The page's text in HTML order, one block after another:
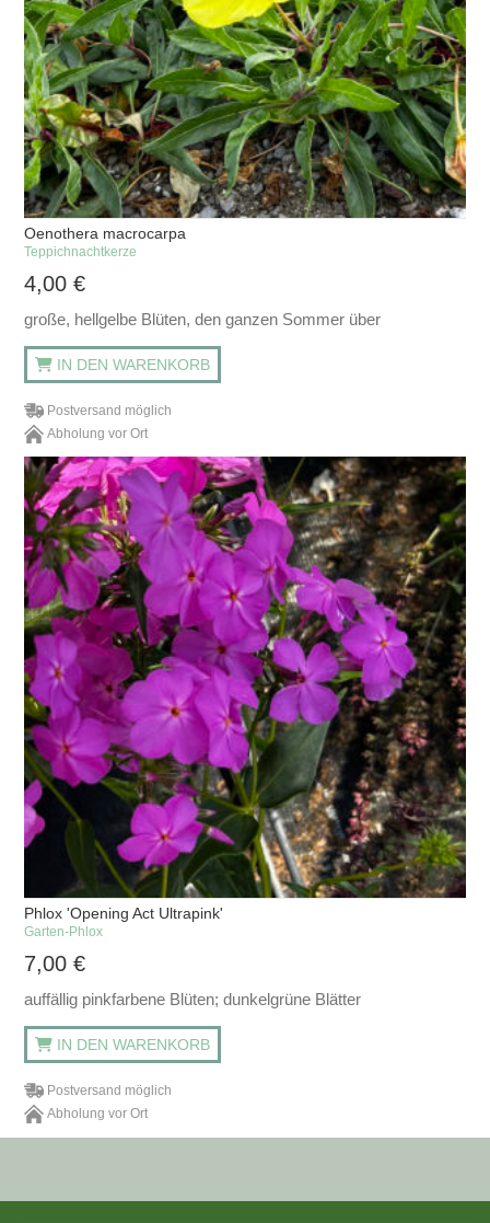
Oenothera macrocarpa
Teppichnachtkerze
4,00€
große, hellgelbe Blüten, den ganzen Sommer über
IN DEN WARENKORB
Postversand möglich
Abholung vor Ort
Phlox 'Opening Act Ultrapink'
Garten-Phlox
7,00€
auffällig pinkfarbene Blüten; dunkelgrüne Blätter
IN DEN WARENKORB
Postversand möglich
Abholung vor Ort